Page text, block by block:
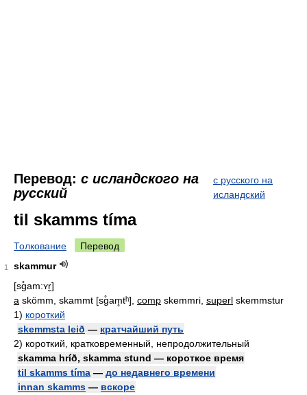
Перевод: с исландского на
русский
с русского на
исландский
til skamms tíma
Толкование Перевод
1
skammur
[sg̊am:ʏr̬]
a skömm, skammt [sg̊am̥tʰ], comp skemmri, superl skemmstur
1) короткий
skemmsta leið — кратчайший путь
2) короткий, кратковременный, непродолжительный
skamma hríð, skamma stund — короткое время
til skamms tíma — до недавнего времени
innan skamms — вскоре